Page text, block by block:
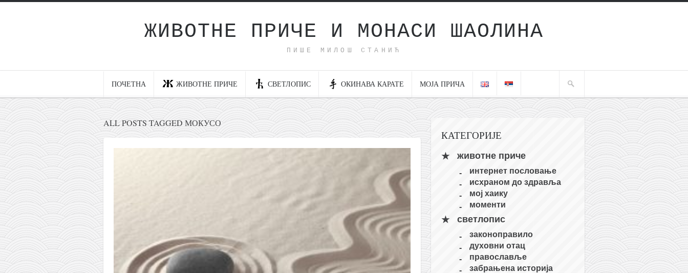
ЖИВОТНЕ ПРИЧЕ И МОНАСИ ШАОЛИНА
ПИШЕ МИЛОШ СТАНИЋ
ПОЧЕТНА ЖИВОТНЕ ПРИЧЕ СВЕТЛОПИС ОКИНАВА КАРАТЕ МОЈА ПРИЧА
интернет пословање
исхраном до здравља
мој хаику
моменти и места
бонус садржај
светлопис
законоправило
духовни отац
православље
забрањена историја
ћирилица
ALL POSTS TAGGED МОКУСО
КАТЕГОРИЈЕ
животне приче
интернет пословање
исхраном до здравља
мој хаику
моменти
светлопис
законоправило
духовни отац
православље
забрањена историја